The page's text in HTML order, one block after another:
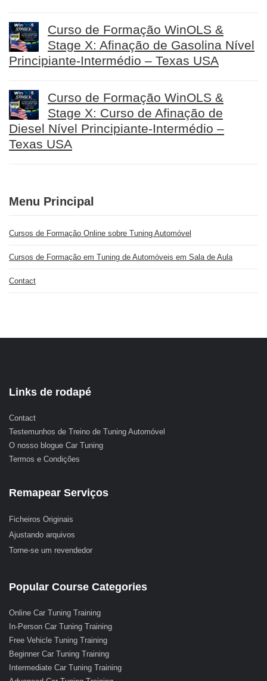
Curso de Formação WinOLS &
Stage X: Afinação de Gasolina Nível
Principiante-Intermédio – Texas USA
Curso de Formação WinOLS &
Stage X: Curso de Afinação de
Diesel Nível Principiante-Intermédio –
Texas USA
Menu Principal
Cursos de Formação Online sobre Tuning Automóvel
Cursos de Formação em Tuning de Automóveis em Sala de Aula
Contact
Links de rodapé
Contact
Testemunhos de Treino de Tuning Automóvel
O nosso blogue Car Tuning
Termos e Condições
Remapear Serviços
Ficheiros Originais
Ajustando arquivos
Torne-se um revendedor
Popular Course Categories
Online Car Tuning Training
In-Person Car Tuning Training
Free Vehicle Tuning Training
Beginner Car Tuning Training
Intermediate Car Tuning Training